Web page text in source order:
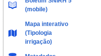
(mobile)
Mapa interativo
(Tipologia
irrigação)